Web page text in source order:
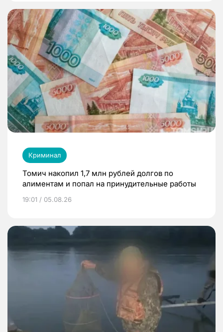
Криминал
Томич накопил 1,7 млн рублей долгов по
алиментам и попал на принудительные работы
19:01 / 05.08.26